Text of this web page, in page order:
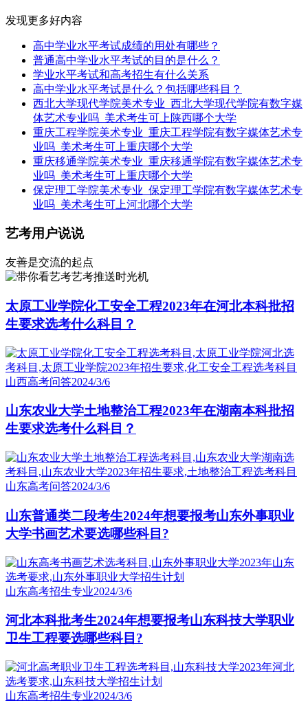
发现更多好内容
高中学业水平考试成绩的用处有哪些？
普通高中学业水平考试的目的是什么？
学业水平考试和高考招生有什么关系
高中学业水平考试是什么？包括哪些科目？
西北大学现代学院美术专业_西北大学现代学院有数字媒
体艺术专业吗_美术考生可上陕西哪个大学
重庆工程学院美术专业_重庆工程学院有数字媒体艺术专
业吗_美术考生可上重庆哪个大学
重庆移通学院美术专业_重庆移通学院有数字媒体艺术专
业吗_美术考生可上重庆哪个大学
保定理工学院美术专业_保定理工学院有数字媒体艺术专
业吗_美术考生可上河北哪个大学
艺考用户说说
友善是交流的起点
艺考推送时光机
太原工业学院化工安全工程2023年在河北本科批招
生要求选考什么科目？
山西高考问答2024/3/6
山东农业大学土地整治工程2023年在湖南本科批招
生要求选考什么科目？
山东高考问答2024/3/6
山东普通类二段考生2024年想要报考山东外事职业
大学书画艺术要选哪些科目?
山东高考招生专业2024/3/6
河北本科批考生2024年想要报考山东科技大学职业
卫生工程要选哪些科目?
山东高考招生专业2024/3/6